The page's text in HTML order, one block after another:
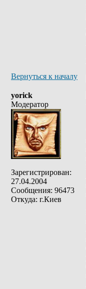
Вернуться к началу
yorick
Модератор
Зарегистрирован:
27.04.2004
Сообщения: 96473
Откуда: г.Киев